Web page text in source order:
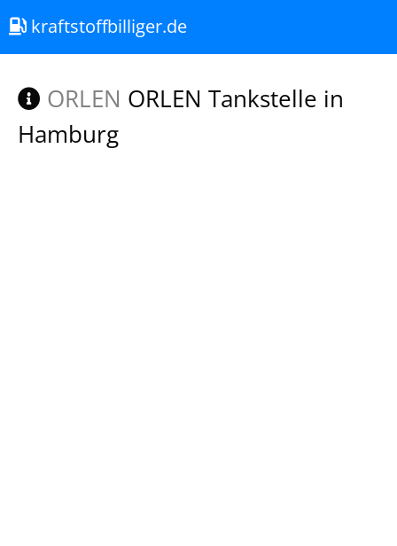
kraftstoffbilliger.de
ORLEN ORLEN Tankstelle in
Hamburg